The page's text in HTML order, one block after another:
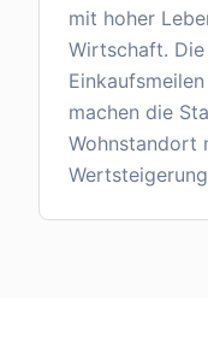
mit hoher
Wirtschaft. Die
machen die
Wohnstandort